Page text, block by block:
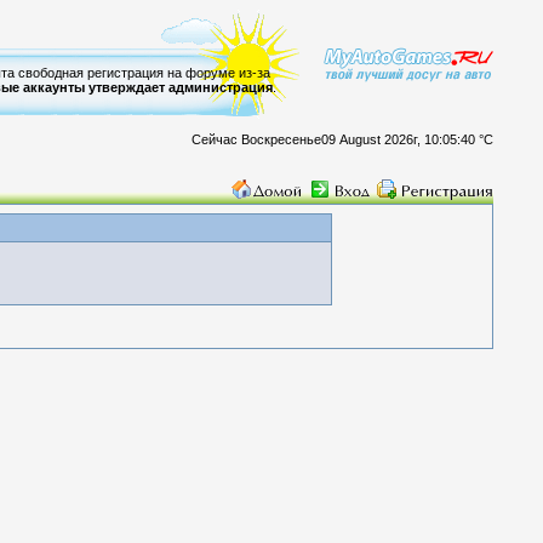
свободная регистрация на форуме из-за
аккаунты утверждает администрация.
Сейчас Воскресенье09 August 2026г, 10:05:40 °C